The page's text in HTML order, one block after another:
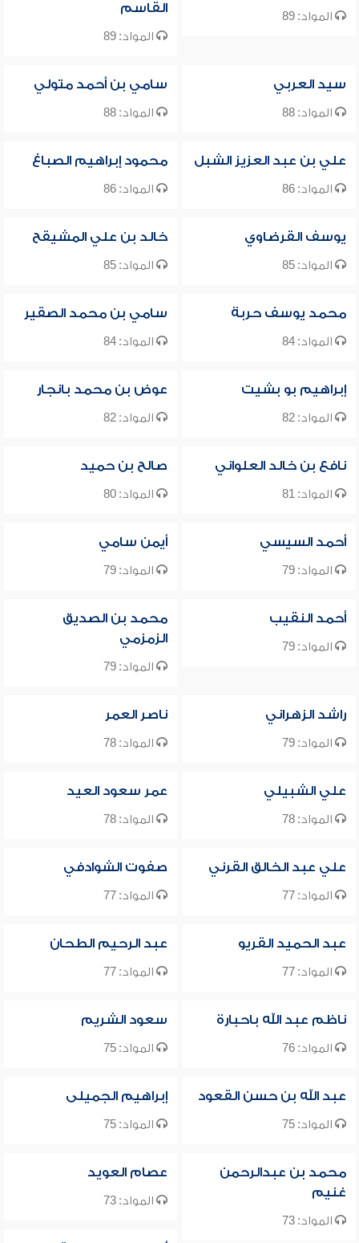
المواد: 89
القاسم
المواد: 89
سيد العربي
المواد: 88
سامي بن أحمد متولي
المواد: 88
علي بن عبد العزيز الشبل
المواد: 86
محمود إبراهيم الصباغ
المواد: 86
يوسف القرضاوي
المواد: 85
خالد بن علي المشيقح
المواد: 85
محمد يوسف حربة
المواد: 84
سامي بن محمد الصقير
المواد: 84
إبراهيم بو بشيت
المواد: 82
عوض بن محمد بانجار
المواد: 82
نافع بن خالد العلواني
المواد: 81
صالح بن حميد
المواد: 80
أحمد السيسي
المواد: 79
أيمن سامي
المواد: 79
أحمد النقيب
المواد: 79
محمد بن الصديق
الزمزمي
المواد: 79
راشد الزهراني
المواد: 79
ناصر العمر
المواد: 78
علي الشبيلي
المواد: 78
عمر سعود العيد
المواد: 78
علي عبد الخالق القرني
المواد: 77
صفوت الشوادفي
المواد: 77
عبد الحميد القريو
المواد: 77
عبد الرحيم الطحان
المواد: 77
ناظم عبد الله باحبارة
المواد: 76
سعود الشريم
المواد: 75
عبد الله بن حسن القعود
المواد: 75
إبراهيم الجميلى
المواد: 75
محمد بن عبدالرحمن
غنيم
المواد: 73
عصام العويد
المواد: 73